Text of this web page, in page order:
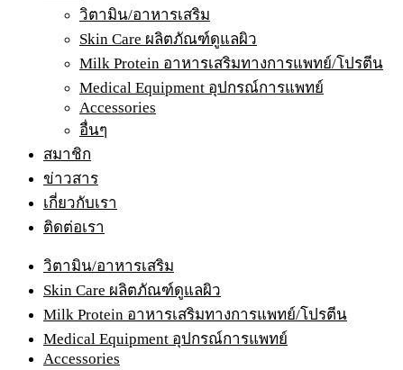
วิตามิน/อาหารเสริม
Skin Care ผลิตภัณฑ์ดูแลผิว
Milk Protein อาหารเสริมทางการแพทย์/โปรตีน
Medical Equipment อุปกรณ์การแพทย์
Accessories
อื่นๆ
สมาชิก
ข่าวสาร
เกี่ยวกับเรา
ติดต่อเรา
วิตามิน/อาหารเสริม
Skin Care ผลิตภัณฑ์ดูแลผิว
Milk Protein อาหารเสริมทางการแพทย์/โปรตีน
Medical Equipment อุปกรณ์การแพทย์
Accessories